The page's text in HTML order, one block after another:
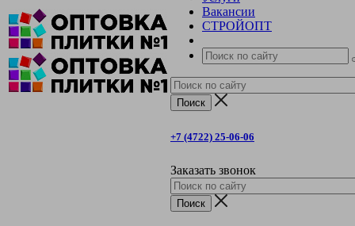
Вакансии
СТРОЙОПТ
+7 (4722) 25-06-06
Заказать звонок